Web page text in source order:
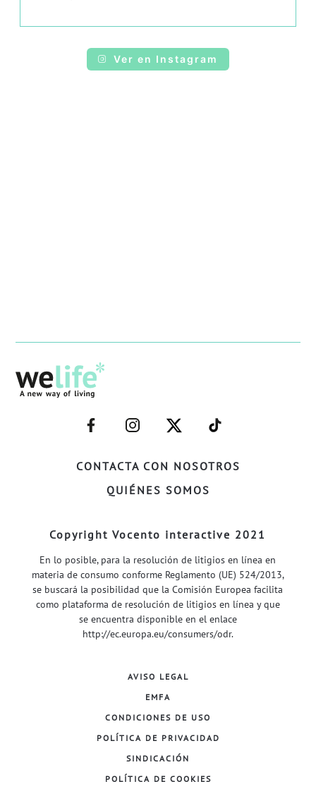
Ver en Instagram
CONTACTA CON NOSOTROS
QUIÉNES SOMOS
–
FACEBOOK–
–
INSTAGRAM–
–
TWITTER–
–
WELIFE–
Copyright Vocento interactive 2021
En lo posible, para la resolución de litigios en línea en
materia de consumo conforme Reglamento (UE) 524/2013,
se buscará la posibilidad que la Comisión Europea facilita
como plataforma de resolución de litigios en línea y que
se encuentra disponible en el enlace
http://ec.europa.eu/consumers/odr.
AVISO LEGAL
EMFA
CONDICIONES DE USO
POLÍTICA DE PRIVACIDAD
SINDICACIÓN
POLÍTICA DE COOKIES